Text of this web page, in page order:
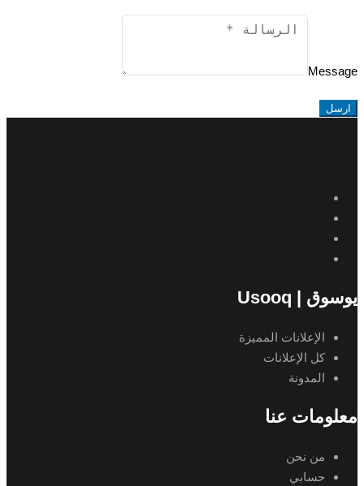
Message
ارسل
يوسوق | Usooq
الإعلانات المميزة
كل الإعلانات
المدونة
معلومات عنا
من نحن
حسابي